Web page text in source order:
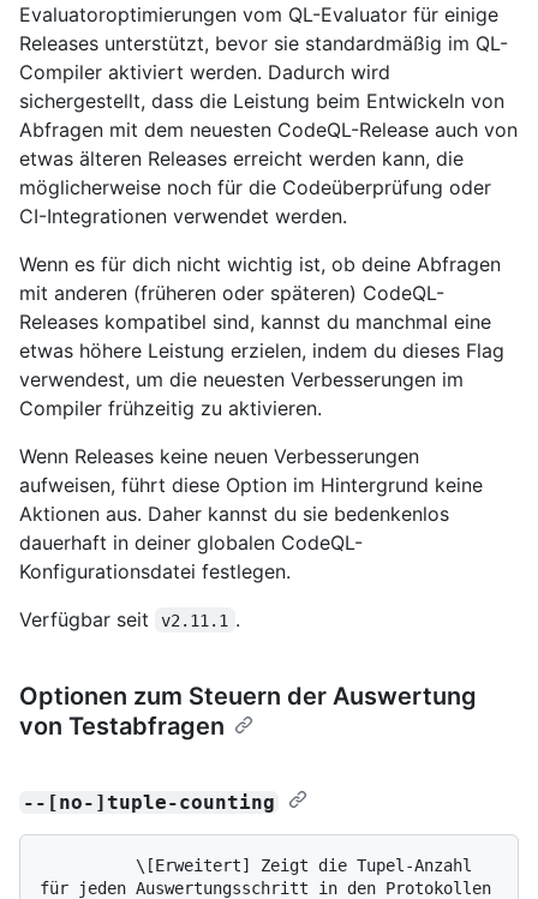
Evaluatoroptimierungen vom QL-Evaluator für einige
Releases unterstützt, bevor sie standardmäßig im QL-
Compiler aktiviert werden. Dadurch wird
sichergestellt, dass die Leistung beim Entwickeln von
Abfragen mit dem neuesten CodeQL-Release auch von
etwas älteren Releases erreicht werden kann, die
möglicherweise noch für die Codeüberprüfung oder
CI-Integrationen verwendet werden.
Wenn es für dich nicht wichtig ist, ob deine Abfragen
mit anderen (früheren oder späteren) CodeQL-
Releases kompatibel sind, kannst du manchmal eine
etwas höhere Leistung erzielen, indem du dieses Flag
verwendest, um die neuesten Verbesserungen im
Compiler frühzeitig zu aktivieren.
Wenn Releases keine neuen Verbesserungen
aufweisen, führt diese Option im Hintergrund keine
Aktionen aus. Daher kannst du sie bedenkenlos
dauerhaft in deiner globalen CodeQL-
Konfigurationsdatei festlegen.
Verfügbar seit
v2.11.1 .
Optionen zum Steuern der Auswertung
von Testabfragen
--[no-]tuple-counting
für jeden Auswertungsschritt in den Protokollen